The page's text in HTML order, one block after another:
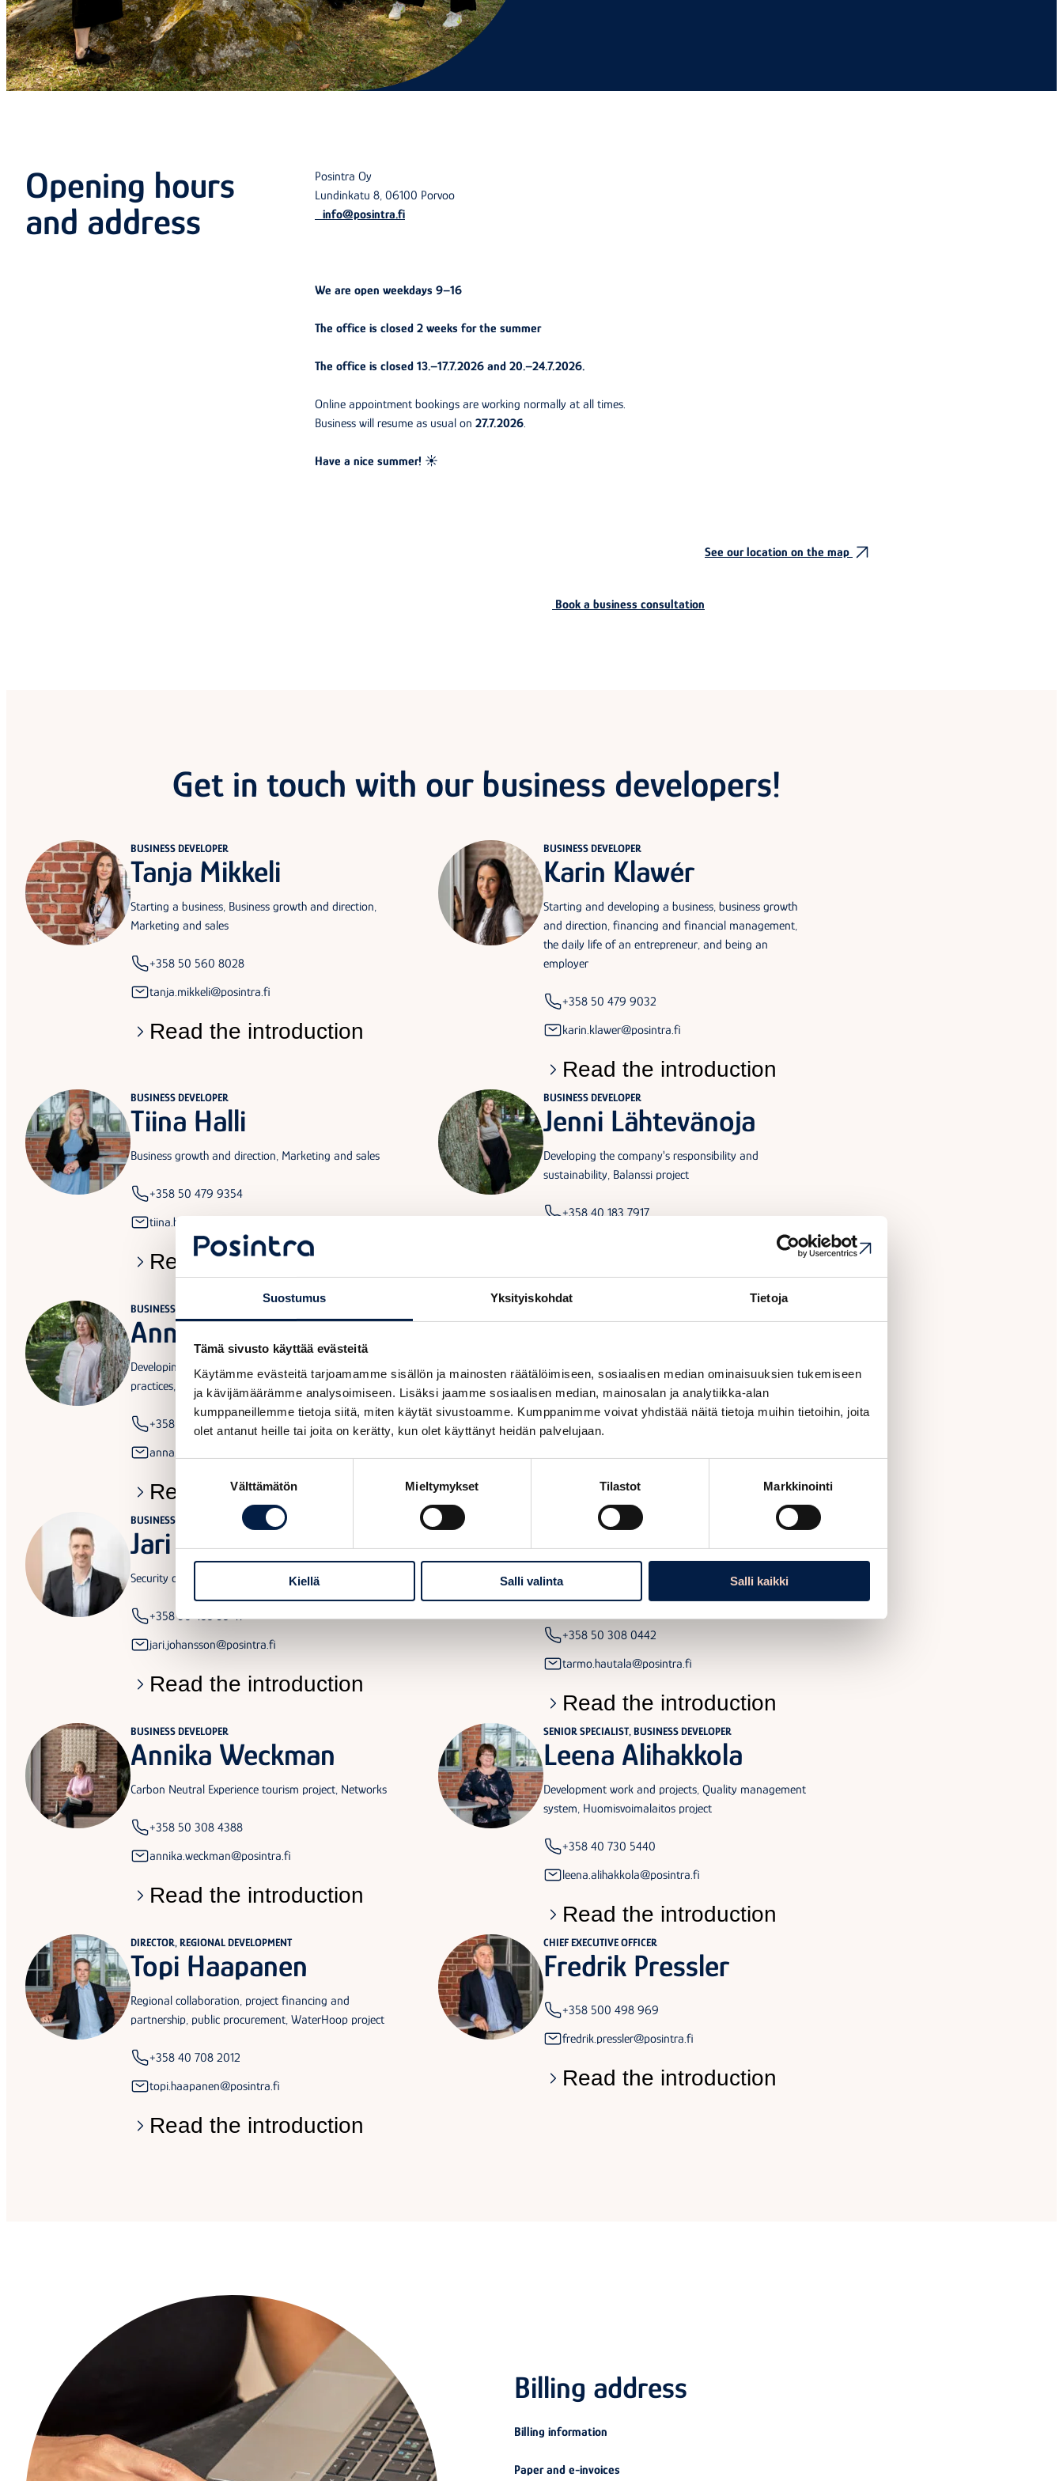
Suostumus Yksityiskohdat Tietoja
Tämä sivusto käyttää evästeitä
Käytämme evästeitä tarjoamamme sisällön ja mainosten räätälöimiseen, sosiaalisen median ominaisuuksien tukemiseen
ja kävijämäärämme analysoimiseen. Lisäksi jaamme sosiaalisen median, mainosalan ja analytiikka-alan
kumppaneillemme tietoja siitä, miten käytät sivustoamme. Kumppanimme voivat yhdistää näitä tietoja muihin tietoihin, joita
olet antanut heille tai joita on kerätty, kun olet käyttänyt heidän palvelujaan.
valinta
Välttämätön Mieltymykset Tilastot Markkinointi
Kiellä Salli valinta Salli kaikki
Opening hours
and address
Posintra Oy
Lundinkatu 8, 06100 Porvoo
info@posintra.fi
We are open weekdays 9–16
The office is closed 2 weeks for the summer
The office is closed 13.–17.7.2026 and 20.–24.7.2026.
Online appointment bookings are working normally at all times.
Business will resume as usual on 27.7.2026.
Have a nice summer! ☀️
Book a business consultation
See our location on the map
Get in touch with our business developers!
BUSINESS DEVELOPER
Tanja Mikkeli
Starting a business, Business growth and direction,
Marketing and sales
+358 50 560 8028
tanja.mikkeli@posintra.fi
Read the introduction
BUSINESS DEVELOPER
Karin Klawér
Starting and developing a business, business growth
and direction, financing and financial management,
the daily life of an entrepreneur, and being an
employer
+358 50 479 9032
karin.klawer@posintra.fi
Read the introduction
BUSINESS DEVELOPER
Tiina Halli
Business growth and direction, Marketing and sales
+358 50 479 9354
tiina.halli@posintra.fi
Read the introduction
BUSINESS DEVELOPER
Jenni Lähtevänoja
Developing the company's responsibility and
sustainability, Balanssi project
+358 40 183 7917
Read the introduction
BUSINESS DEVELOPER
Anna Pyyhtiä
Developing the company’s sustainable business
practices, BioAarre and Huomisvoimalaitos projects
+358 50 441 1668
anna.pyyhtia@posintra.fi
Read the introduction
Jenni Juuvinmaa
Company growth and direction, sustainable business,
internationalization | Team leader, business services
+358 50 393 4736
Read the introduction
BUSINESS DEVELOPER
Jari Johansson
Security of supply and preparedness, Turva project
+358 50 433 53 47
jari.johansson@posintra.fi
Read the introduction
SENIOR SPECIALIST
Tarmo Hautala
Development and Investment Projects, WaterHoop
project
+358 50 308 0442
tarmo.hautala@posintra.fi
Read the introduction
BUSINESS DEVELOPER
Annika Weckman
Carbon Neutral Experience tourism project, Networks
+358 50 308 4388
annika.weckman@posintra.fi
Read the introduction
SENIOR SPECIALIST, BUSINESS DEVELOPER
Leena Alihakkola
Development work and projects, Quality management
system, Huomisvoimalaitos project
+358 40 730 5440
leena.alihakkola@posintra.fi
Read the introduction
DIRECTOR, REGIONAL DEVELOPMENT
Topi Haapanen
Regional collaboration, project financing and
partnership, public procurement, WaterHoop project
+358 40 708 2012
topi.haapanen@posintra.fi
Read the introduction
CHIEF EXECUTIVE OFFICER
Fredrik Pressler
+358 500 498 969
fredrik.pressler@posintra.fi
Read the introduction
Billing address
Billing information
Paper and e-invoices